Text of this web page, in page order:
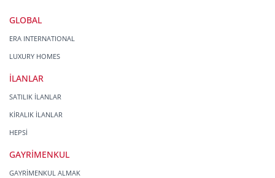
GLOBAL
ERA INTERNATIONAL
LUXURY HOMES
İLANLAR
SATILIK İLANLAR
KİRALIK İLANLAR
HEPSİ
GAYRİMENKUL
GAYRİMENKUL ALMAK